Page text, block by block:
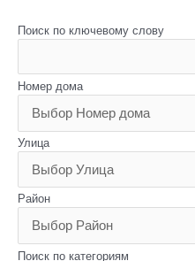
Поиск по ключевому слову
Номер дома
Улица
Район
Поиск по категориям